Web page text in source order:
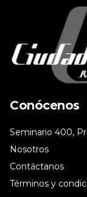
Conócenos
Seminario 400,
Nosotros
Contáctanos
Términos y